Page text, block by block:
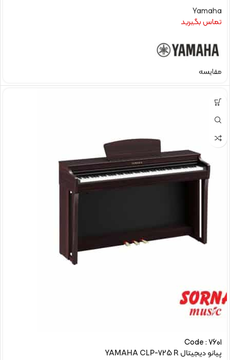
Yamaha
تماس بگیرید
مقایسه
Code : 7601
پیانو دیجیتال YAMAHA CLP-725 R